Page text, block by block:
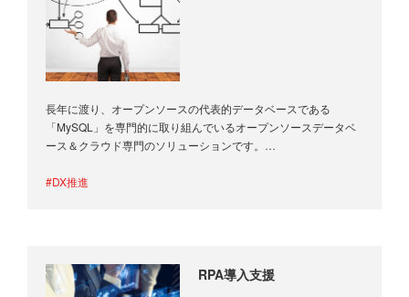
長年に渡り、オープンソースの代表的データベースである
「MySQL」を専門的に取り組んでいるオープンソースデータベ
ース＆クラウド専門のソリューションです。
#DX推進
RPA導入支援